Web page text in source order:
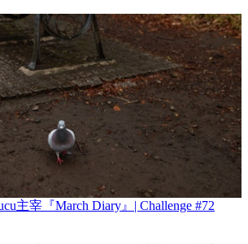
主宰『March Diary』| Challenge #72